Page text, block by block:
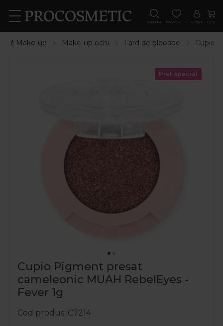
CAUTA FAVORITE CONT COS
💄Make-up Make-up ochi Fard de pleoape Cupio
Pret special
Cupio Pigment presat
cameleonic MUAH RebelEyes -
Fever 1g
Cod produs C7214